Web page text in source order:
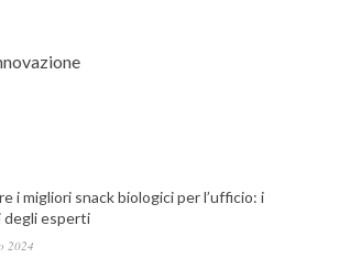
i migliori snack biologici per l’ufficio: i
degli esperti
2024